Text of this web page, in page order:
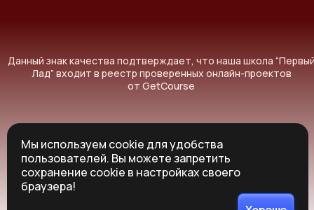
Данный знак качества подтверждает, что наша школа
Лад” входит в реестр проверенных онлайн-проектов
от GetCourse
*Instagram принадлежит корпорации Meta, признанной в РФ
© Все права защищены 2014-2026г.
Мы используем cookie для удобства
пользователей. Вы можете запретить
сохранение cookie в настройках своего
браузера!